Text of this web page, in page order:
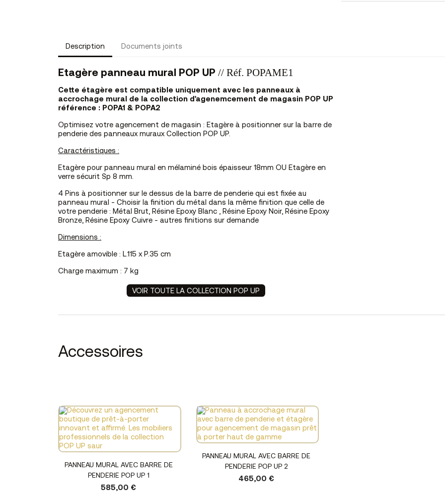
Description Documents joints
Etagère panneau mural POP UP // Réf. POPAME1
Cette étagère est compatible uniquement avec les panneaux à
accrochage mural de la collection d'agenemcement de magasin POP UP
référence : POPA1 & POPA2
Optimisez votre agencement de magasin : Etagère à positionner sur la barre de
penderie des panneaux muraux Collection POP UP.
Caractéristiques :
Etagère pour panneau mural en mélaminé bois épaisseur 18mm OU Etagère en
verre sécurit Sp 8 mm.
4 Pins à positionner sur le dessus de la barre de penderie qui est fixée au
panneau mural - Choisir la finition du métal dans la même finition que celle de
votre penderie : Métal Brut, Résine Epoxy Blanc , Résine Epoxy Noir, Résine Epoxy
Bronze, Résine Epoxy Cuivre - autres finitions sur demande
Dimensions :
Etagère amovible : L.115 x P.35 cm
Charge maximum : 7 kg
VOIR TOUTE LA COLLECTION POP UP
Accessoires
Voir le produit
PANNEAU MURAL AVEC BARRE DE
PENDERIE POP UP 1
585,00 €
Voir le produit
PANNEAU MURAL AVEC BARRE DE
PENDERIE POP UP 2
465,00 €